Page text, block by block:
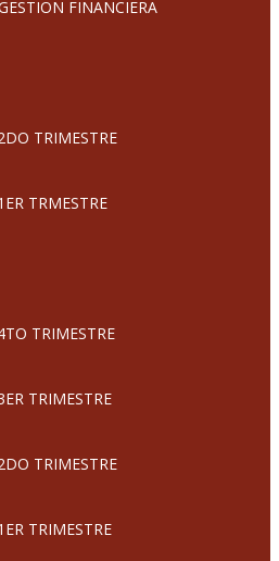
FINANCIERA
TRIMESTRE
TRMESTRE
TRIMESTRE
TRIMESTRE
TRIMESTRE
TRIMESTRE